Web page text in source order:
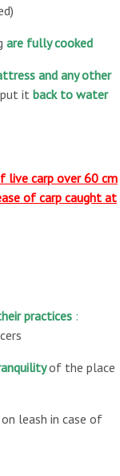
are fully cooked
and any other
it back to water
live carp over 60 cm
of carp caught at
practices :
of the place
leash in case of